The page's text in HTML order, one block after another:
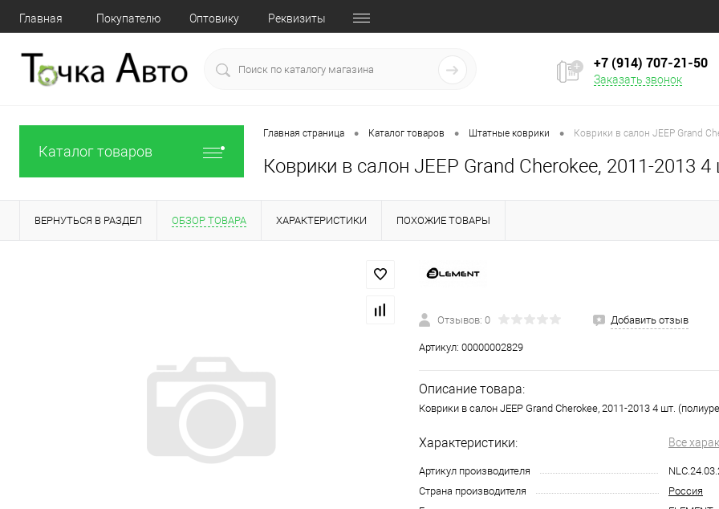
Главная Покупателю Оптовику Реквизиты
+7 (914) 707‒21‒50
Заказать звонок
Каталог товаров
Главная страница • Каталог товаров • Штатные коврики • Коврики в салон JEEP Grand
Коврики в салон JEEP Grand Cherokee, 2011-2013
ВЕРНУТЬСЯ В РАЗДЕЛ ОБЗОР ТОВАРА ХАРАКТЕРИСТИКИ ПОХОЖИЕ ТОВАРЫ
Отзывов: 0 Добавить отзыв
Артикул: 00000002829
Описание товара:
Коврики в салон JEEP Grand Cherokee, 2011-2013 4 шт.
Характеристики: Все
Артикул производителя
Страна производителя
Россия